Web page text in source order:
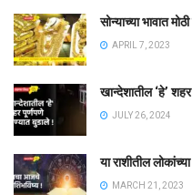
सोन्याच्या भावात
APRIL 7, 2023
खान्देशातील ‘हे’
JULY 26, 2024
या राशीतील
MARCH 21, 2023